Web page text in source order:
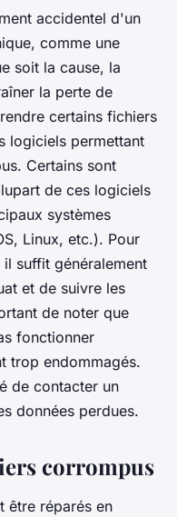
accidentel d'un
comme une
soit la cause, la
la perte de
certains fichiers
logiciels permettant
Certains sont
de ces logiciels
systèmes
Linux, etc.). Pour
suffit généralement
et de suivre les
de noter que
fonctionner
trop endommagés.
de contacter un
données perdues.
corrompus
être réparés en